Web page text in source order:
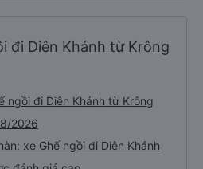
đi Diên Khánh từ Krông
ngồi đi Diên Khánh từ Krông
2026
xe Ghế ngồi đi Diên Khánh